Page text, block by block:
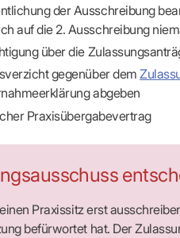
der Ausschreibung
auf die 2. Ausschreibung
über die
gegenüber dem
abgeben
Praxisübergabevertrag
Praxissitz erst
befürwortet hat. Der